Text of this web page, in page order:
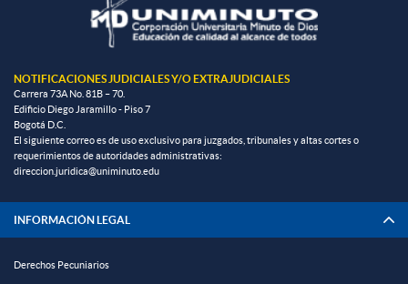
NOTIFICACIONES JUDICIALES Y/O EXTRAJUDICIALES
Carrera 73A No. 81B – 70.
Edificio Diego Jaramillo - Piso 7
Bogotá D.C.
El siguiente correo es de uso exclusivo para juzgados, tribunales y altas cortes o
requerimientos de autoridades administrativas:
direccion.juridica@uniminuto.edu
INFORMACIÓN LEGAL
Derechos Pecuniarios